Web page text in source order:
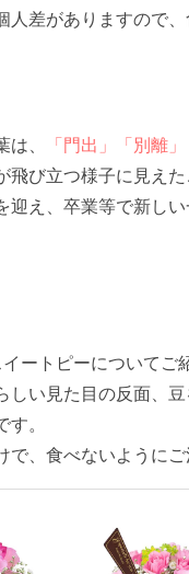
人差がありますので
は、 「門出」「別離
飛び立つ様子に見えた
迎え、卒業等で新し
ートピーについてご
しい見た目の反面、
す。
で、食べないようにご